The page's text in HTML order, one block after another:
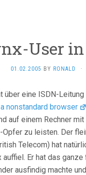
User
01.02.2005 BY RONALD ·
über eine ISDN-
nonstandard browser
auf einem Rechner
zu leisten. Der
Telecom) hat
Er hat das
ausfindig machte